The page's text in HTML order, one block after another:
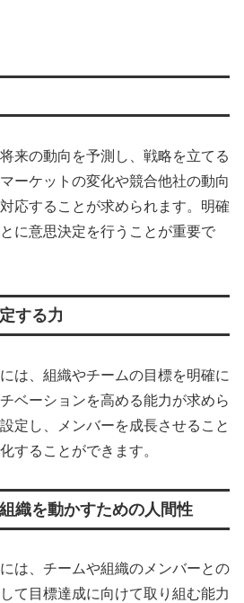
来の動向を予測し、戦略を立てる
ーケットの変化や競合他社の動向
応することが求められます。明確
に意思決定を行うことが重要で
する力
は、組織やチームの目標を明確に
ベーションを高める能力が求めら
定し、メンバーを成長させること
することができます。
織を動かすための人間性
は、チームや組織のメンバーとの
て目標達成に向けて取り組む能力